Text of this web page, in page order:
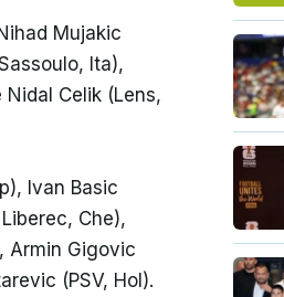
Mujakic
Ita),
Celik (Lens,
Ivan Basic
Che),
Armin Gigovic
(PSV, Hol).